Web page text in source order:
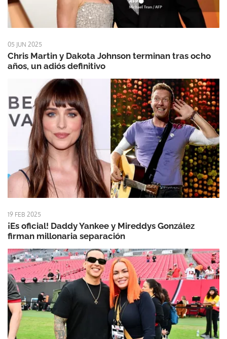
05 JUN 2025
Chris Martin y Dakota Johnson terminan tras ocho
años, un adiós definitivo
19 FEB 2025
¡Es oficial! Daddy Yankee y Mireddys González
firman millonaria separación